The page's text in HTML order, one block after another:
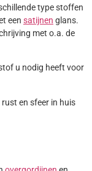
type stoffen
een satijnen glans.
met o.a. de
u nodig heeft voor
en sfeer in huis